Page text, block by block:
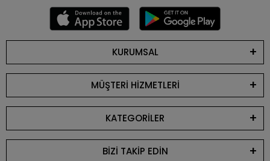
KURUMSAL
MÜŞTERİ HİZMETLERİ
KATEGORİLER
BİZİ TAKİP EDİN